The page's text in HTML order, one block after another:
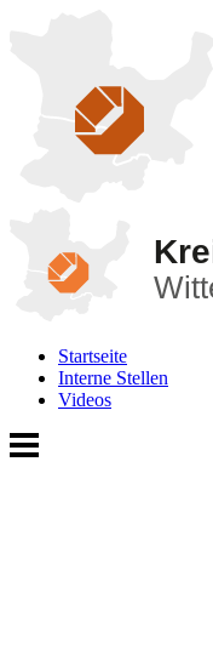
Startseite
Interne Stellen
Videos